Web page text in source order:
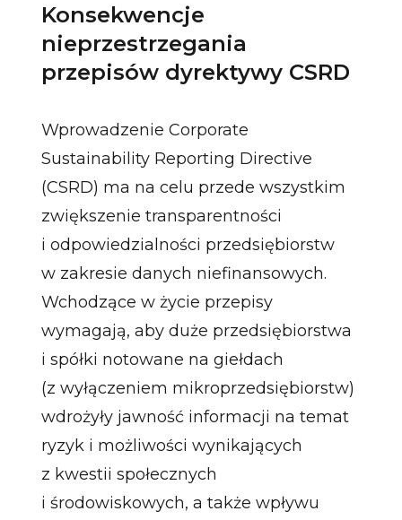
Konsekwencje
nieprzestrzegania
przepisów dyrektywy CSRD
Wprowadzenie Corporate
Sustainability Reporting Directive
(CSRD) ma na celu przede wszystkim
zwiększenie transparentności
i odpowiedzialności przedsiębiorstw
w zakresie danych niefinansowych.
Wchodzące w życie przepisy
wymagają, aby duże przedsiębiorstwa
i spółki notowane na giełdach
(z wyłączeniem mikroprzedsiębiorstw)
wdrożyły jawność informacji na temat
ryzyk i możliwości wynikających
z kwestii społecznych
i środowiskowych, a także wpływu